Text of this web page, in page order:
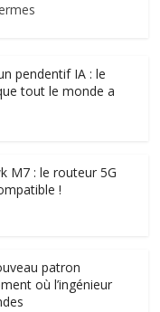
pendentif IA : le
tout le monde a
M7 : le routeur 5G
!
patron
où l’ingénieur